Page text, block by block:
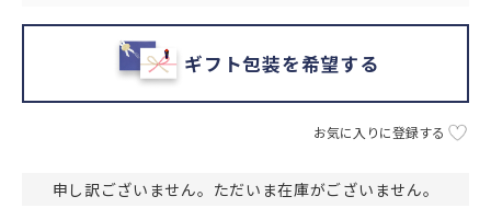
ギフト包装を希望する
お気に入りに登録する
申し訳ございません。ただいま在庫がございません。